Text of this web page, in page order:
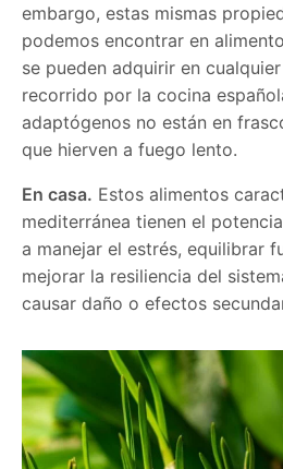
embargo, estas mismas
podemos encontrar en
se pueden adquirir en
recorrido por la cocina
adaptógenos no están en
que hierven a fuego lento.
En casa. Estos alimentos
mediterránea tienen el
a manejar el estrés, equilibrar
mejorar la resiliencia del
causar daño o efectos